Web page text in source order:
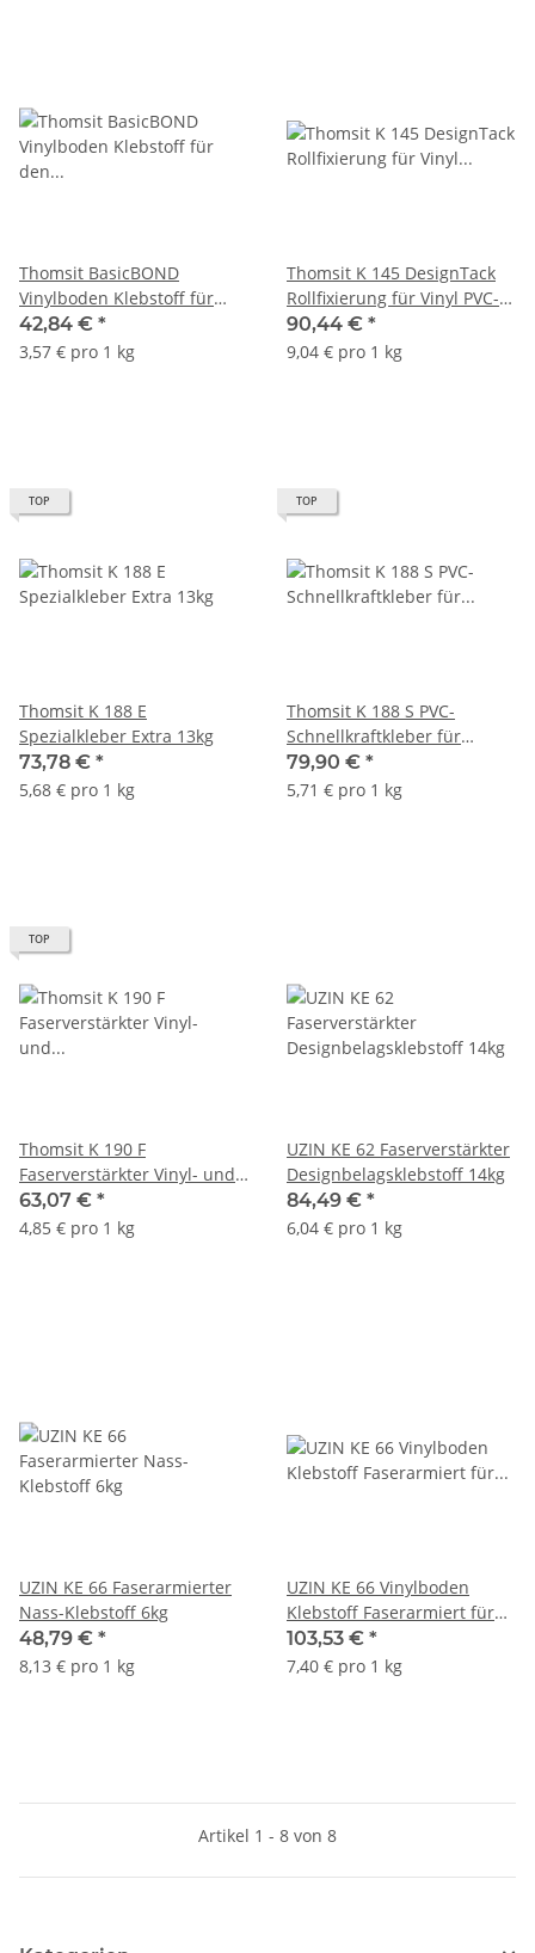
Thomsit BasicBOND
Vinylboden Klebstoff für
den Wohnbereich 12kg
42,84 € *
3,57 € pro 1 kg
Thomsit K 145 DesignTack
Rollfixierung für Vinyl PVC-
Designbelägen 10kg
90,44 € *
9,04 € pro 1 kg
TOP
Thomsit K 188 E
Spezialkleber Extra 13kg
73,78 € *
5,68 € pro 1 kg
TOP
Thomsit K 188 S PVC-
Schnellkraftkleber für
Vinylboden 14kg
79,90 € *
5,71 € pro 1 kg
TOP
Thomsit K 190 F
Faserverstärkter Vinyl- und
PVC-Belagkleber 13kg
63,07 € *
4,85 € pro 1 kg
UZIN KE 62 Faserverstärkter
Designbelagsklebstoff 14kg
84,49 € *
6,04 € pro 1 kg
UZIN KE 66 Faserarmierter
Nass-Klebstoff 6kg
48,79 € *
8,13 € pro 1 kg
UZIN KE 66 Vinylboden
Klebstoff Faserarmiert für
Vinyl & PVC 14kg
103,53 € *
7,40 € pro 1 kg
Artikel 1 - 8 von 8